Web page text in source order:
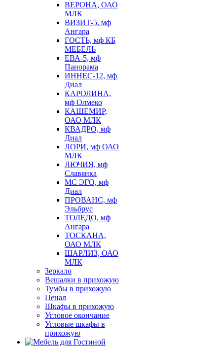
ВЕРОНА, ОАО
МЛК
ВИЗИТ-5, мф
Ангара
ГОСТЬ, мф КБ
МЕБЕЛЬ
ЕВА-5, мф
Панорама
ИННЕС-12, мф
Диал
КАРОЛИНА,
мф Олмеко
КАШЕМИР,
ОАО МЛК
КВАДРО, мф
Диал
ЛОРИ, мф ОАО
МЛК
ЛЮЧИЯ, мф
Славянка
МС ЭГО, мф
Диал
ПРОВАНС, мф
Эльбрус
ТОЛЕДО, мф
Ангара
ТОСКАНА,
ОАО МЛК
ШАРЛИЗ, ОАО
МЛК
Зеркало
Вешалки в прихожую
Тумбы в прихожую
Пенал
Шкафы в прихожую
Угловое окончание
Угловые шкафы в
прихожую